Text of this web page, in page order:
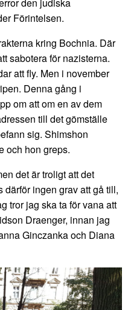
Förintelsen.
kring Bochnia. Där
sabotera för nazisterna.
att fly. Men i november
Denna gång i
om att om en av dem
till det gömställe
sig. Shimshon
och hon greps.
det är troligt att det
ingen grav att gå till,
tror jag ska ta för vana att
Draenger, innan jag
Ginczanka och Diana